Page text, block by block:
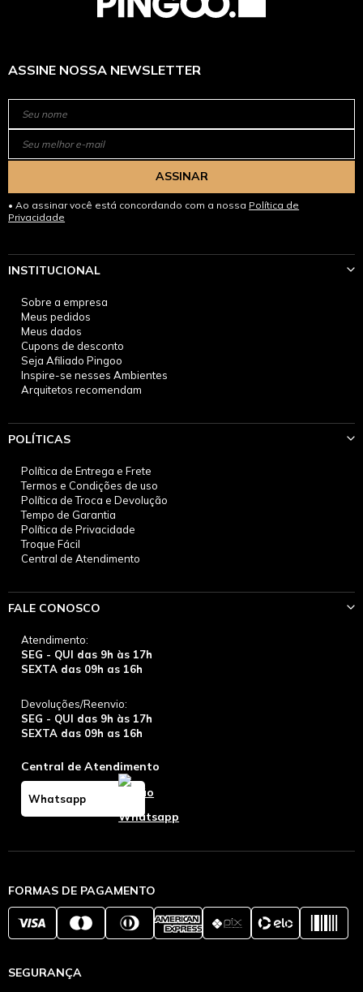
ASSINE NOSSA NEWSLETTER
ASSINAR
Ao assinar você está concordando com a nossa Política de
Privacidade
INSTITUCIONAL
Sobre a empresa
Meus pedidos
Meus dados
Cupons de desconto
Seja Afiliado Pingoo
Inspire-se nesses Ambientes
Arquitetos recomendam
POLÍTICAS
Política de Entrega e Frete
Termos e Condições de uso
Política de Troca e Devolução
Tempo de Garantia
Política de Privacidade
Troque Fácil
Central de Atendimento
FALE CONOSCO
Atendimento:
SEG - QUI das 9h às 17h
SEXTA das 09h as 16h
Devoluções/Reenvio:
SEG - QUI das 9h às 17h
SEXTA das 09h as 16h
Central de Atendimento
Whatsapp
FORMAS DE PAGAMENTO
SEGURANÇA